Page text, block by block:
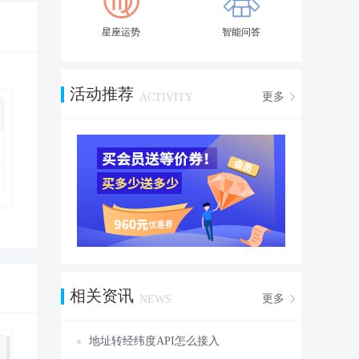
星座运势 智能问答
活动推荐 ACTIVITY 更多
相关资讯 NEWS 更多
地址转经纬度API怎么接入